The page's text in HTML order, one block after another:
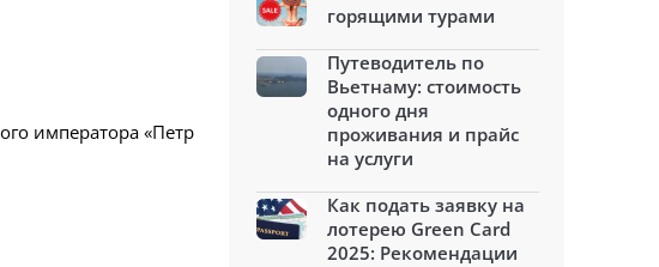
императора «Петр
горящими турами
Путеводитель по
Вьетнаму: стоимость
одного дня
проживания и прайс
на услуги
Как подать заявку на
лотерею Green Card
2025: Рекомендации